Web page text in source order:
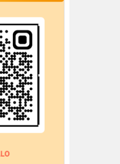
hoàn thành tập
sách giám định
pháp theo vụ việc,
hành nghề công